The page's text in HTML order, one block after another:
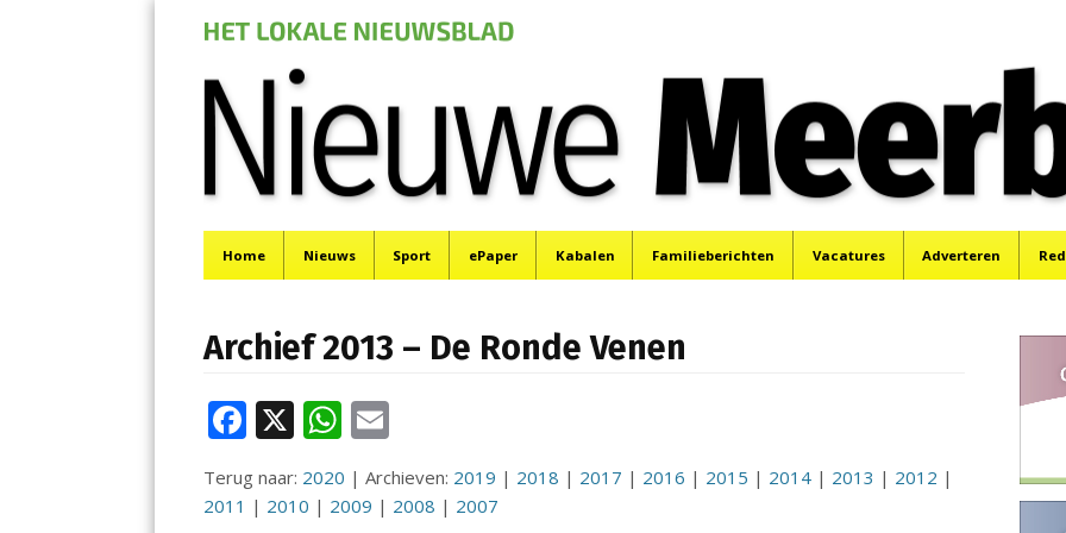
Menu
Home Nieuws Sport ePaper Kabalen Familieberichten Vacatures Adverteren
Archief 2013 – De Ronde Venen
F
e
X W
h
at
m
ai
Terug naar: 2020 | Archieven: 2019 | 2018 | 2017 | 2016 | 2015 | 2014 | 2013 | 2012 |
2011 | 2010 | 2009 | 2008 | 2007